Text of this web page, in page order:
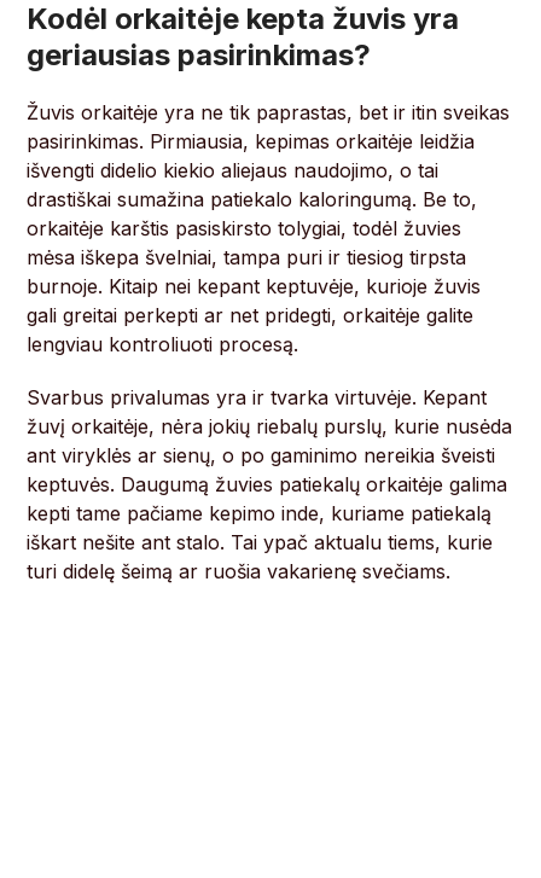
Kodėl orkaitėje kepta žuvis yra
geriausias pasirinkimas?
Žuvis orkaitėje yra ne tik paprastas, bet ir itin sveikas
pasirinkimas. Pirmiausia, kepimas orkaitėje leidžia
išvengti didelio kiekio aliejaus naudojimo, o tai
drastiškai sumažina patiekalo kaloringumą. Be to,
orkaitėje karštis pasiskirsto tolygiai, todėl žuvies
mėsa iškepa švelniai, tampa puri ir tiesiog tirpsta
burnoje. Kitaip nei kepant keptuvėje, kurioje žuvis
gali greitai perkepti ar net pridegti, orkaitėje galite
lengviau kontroliuoti procesą.
Svarbus privalumas yra ir tvarka virtuvėje. Kepant
žuvį orkaitėje, nėra jokių riebalų purslų, kurie nusėda
ant viryklės ar sienų, o po gaminimo nereikia šveisti
keptuvės. Daugumą žuvies patiekalų orkaitėje galima
kepti tame pačiame kepimo inde, kuriame patiekalą
iškart nešite ant stalo. Tai ypač aktualu tiems, kurie
turi didelę šeimą ar ruošia vakarienę svečiams.